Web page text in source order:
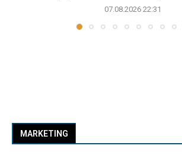
07.08.2026 22:31
MARKETING